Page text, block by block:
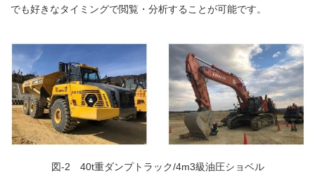
でも好きなタイミングで閲覧・分析することが可能です。
図-2 40t重ダンプトラック/4m3級油圧ショベル